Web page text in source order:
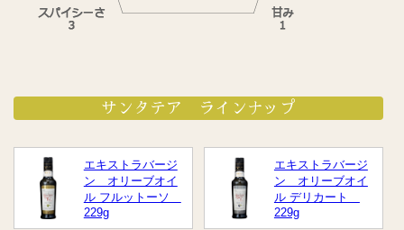
サンタテア ラインナップ
エキストラバージ
ン オリーブオイ
ル フルットーソ
229g
エキストラバージ
ン オリーブオイ
ル デリカート
229g